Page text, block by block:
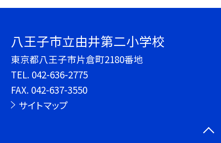
八王子市立由井第二小学校
東京都八王子市片倉町2180番地
TEL. 042-636-2775
FAX. 042-637-3550
サイトマップ